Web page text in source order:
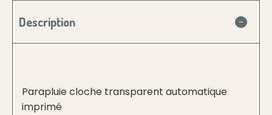
Description
Parapluie cloche transparent automatique
imprimé